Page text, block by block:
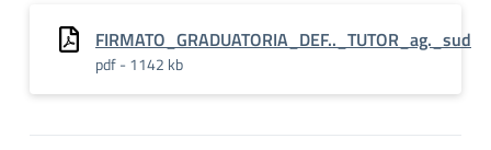
FIRMATO_GRADUATORIA_DEF.._TUTOR_ag._sud
pdf - 1142 kb